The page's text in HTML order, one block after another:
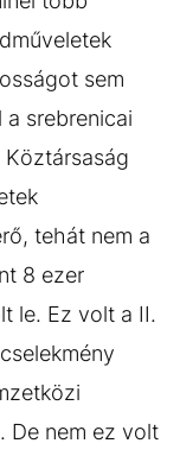
sem
srebrenicai
Köztársaság
tehát nem a
8 ezer
le. Ez volt a II.
De nem ez volt